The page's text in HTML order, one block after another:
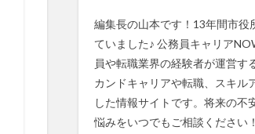
編集長の山本です！13年間市役
ていました♪ 公務員キャリア
員や転職業界の経験者が運営す
カンドキャリアや転職、スキル
した情報サイトです。将来の不
悩みをいつでもご相談ください！